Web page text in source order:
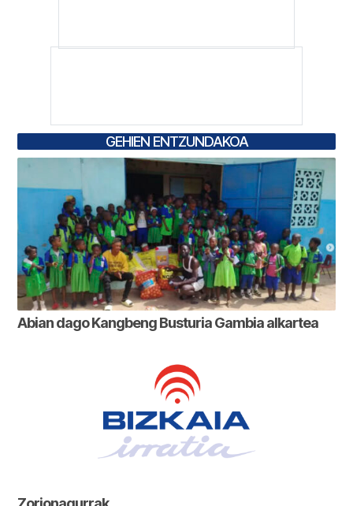
GEHIEN ENTZUNDAKOA
Abian dago Kangbeng Busturia Gambia alkartea